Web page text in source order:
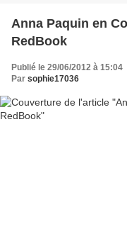
Anna Paquin en
RedBook
Publié le 29/06/2012 à 15:04
Par sophie17036